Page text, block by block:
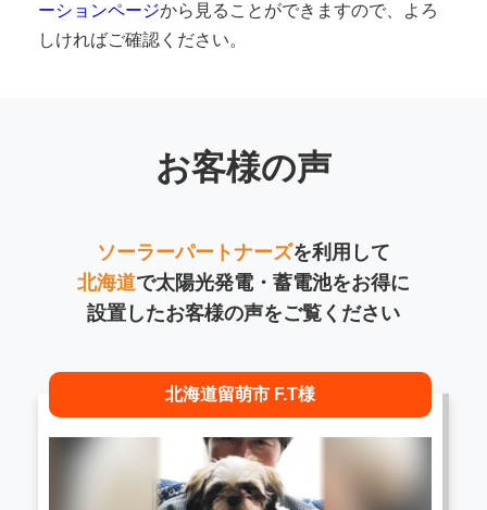
ーションページから見ることができますので、よろ
しければご確認ください。
お客様の声
ソーラーパートナーズを利用して
北海道で太陽光発電・蓄電池をお得に
設置したお客様の声をご覧ください
北海道留萌市 F.T様